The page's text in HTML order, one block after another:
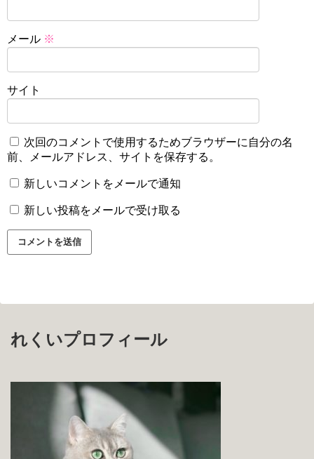
メール ※
サイト
次回のコメントで使用するためブラウザーに自分の名
前、メールアドレス、サイトを保存する。
新しいコメントをメールで通知
新しい投稿をメールで受け取る
れくいプロフィール